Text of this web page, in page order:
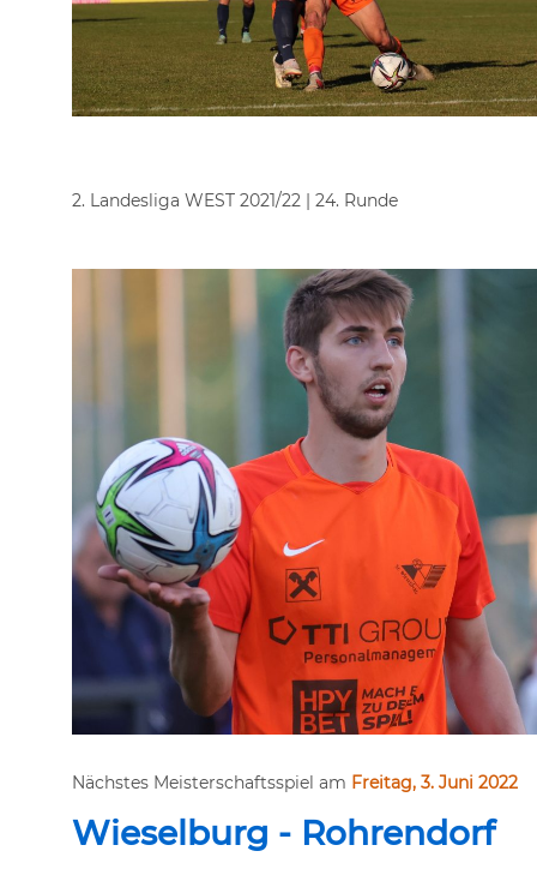
2. Landesliga WEST 2021/22 | 24. Runde
Nächstes Meisterschaftsspiel am Freitag, 3. Juni 2022
Wieselburg - Rohrendorf